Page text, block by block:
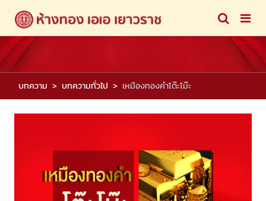
บทความ บทความทั่วไป เหมืองทองคำโต๊ะโม๊ะ